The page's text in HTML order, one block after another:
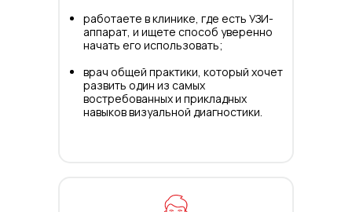
работаете в клинике, где есть УЗИ-
аппарат, и ищете способ уверенно
начать его использовать;
врач общей практики, который хочет
развить один из самых
востребованных и прикладных
навыков визуальной диагностики.